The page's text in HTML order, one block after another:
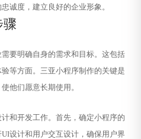
诚度，建立良好的企业形象。
骤
要明确自身的需求和目标。这包括
等方面。三亚小程序制作的关键是
他们愿意长期使用。
和开发工作。首先，确定小程序的
设计和用户交互设计，确保用户界